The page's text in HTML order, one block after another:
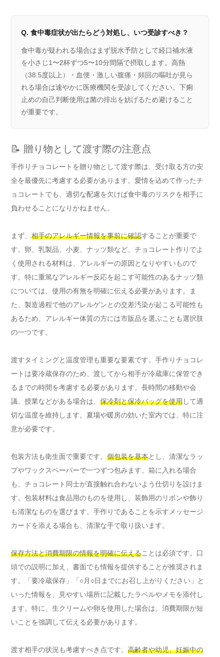
Q. 食中毒症状が出たらどう対処し、いつ受診すべき？
食中毒が疑われる場合はまず脱水予防として経口補水液
を小さじ1〜2杯ずつ5〜10分間隔で摂取します。高熱
（38.5度以上）・血便・激しい腹痛・頻回の嘔吐が見ら
れる場合は速やかに医療機関を受診してください。下痢
止めの自己判断使用は菌の排出を妨げるため避けること
が重要です。
📝 贈り物として渡す際の注意点
手作りチョコレートを贈り物として渡す際は、受け取る方の安
全を最優先に考慮する必要があります。愛情を込めて作ったチ
ョコレートでも、適切な配慮を欠けば食中毒のリスクを相手に
負わせることになりかねません。
まず、 相手のアレルギー情報を事前に確認することが重要で
す。卵、乳製品、小麦、ナッツ類など、チョコレート作りでよ
く使用される材料は、アレルギーの原因となりやすいもので
す。特に重篤なアレルギー反応を起こす可能性のあるナッツ類
については、使用の有無を明確に伝える必要があります。ま
た、製造過程で他のアレルゲンとの交差汚染が起こる可能性も
あるため、アレルギー体質の方には市販品を選ぶことも選択肢
の一つです。
渡すタイミングと温度管理も重要な要素です。手作りチョコレ
ートは要冷蔵保存のため、渡してから相手が冷蔵庫に保管でき
るまでの時間を考慮する必要があります。長時間の移動や会
議、授業などがある場合は、 保冷剤と保冷バッグを使用して適
切な温度を維持します。夏場や暖房の効いた室内では、特に注
意が必要です。
包装方法も衛生面で重要です。 個包装を基本とし、清潔なラッ
プやワックスペーパーで一つずつ包みます。箱に入れる場合
も、チョコレート同士が直接触れ合わないよう仕切りを設けま
す。包装材料は食品用のものを使用し、装飾用のリボンや飾り
も清潔なものを選びます。手作りであることを示すメッセージ
カードを添える場合も、清潔な手で取り扱います。
保存方法と消費期限の情報を明確に伝えることは必須です。口
頭での説明に加え、書面でも情報を提供することが推奨されま
す。「要冷蔵保存」「○月○日までにお召し上がりください」と
いった情報を、見やすい場所に記載したラベルやメモを添付し
ます。特に、生クリームや卵を使用した場合は、消費期限が短
いことを強調して伝える必要があります。
渡す相手の状況も考慮すべき点です。 高齢者や幼児、妊娠中の